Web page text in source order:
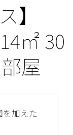
】
㎡ 30
屋
を加えた